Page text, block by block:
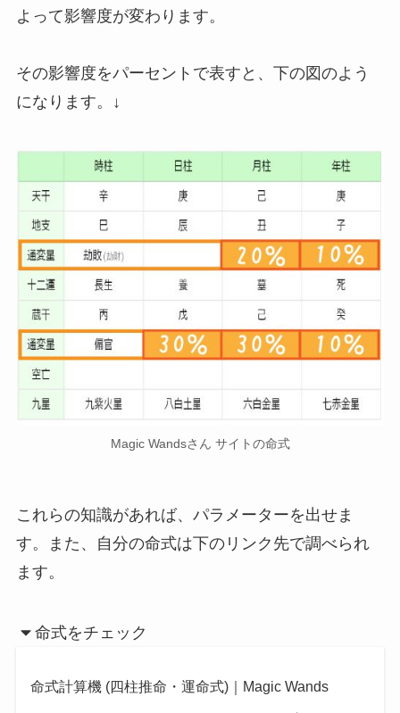
よって影響度が変わります。
その影響度をパーセントで表すと、下の図のよう
になります。↓
Magic Wandsさん サイトの命式
これらの知識があれば、パラメーターを出せま
す。また、自分の命式は下のリンク先で調べられ
ます。
命式をチェック
命式計算機 (四柱推命・運命式)｜Magic Wands